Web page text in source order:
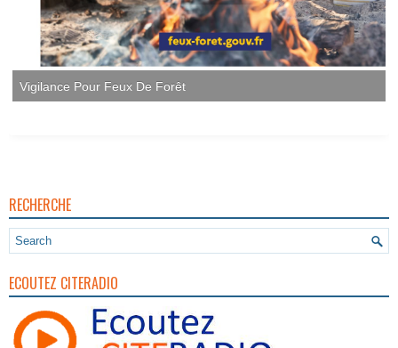
Vigilance Pour Feux De Forêt
RECHERCHE
ECOUTEZ CITERADIO